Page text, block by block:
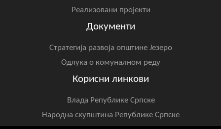
Реализовани пројекти
Документи
Стратегија развоја општине Језеро
Одлука о комуналном реду
Корисни линкови
Влада Републике Српске
Народна скупштина Републике Српске